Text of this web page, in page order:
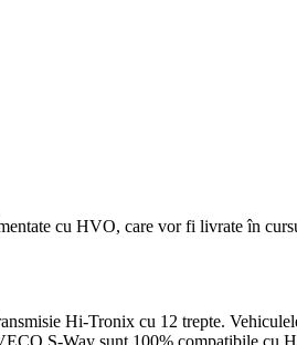
cu HVO, care vor fi livrate în
Hi-Tronix cu 12 trepte.
S-Way sunt 100% compatibile cu